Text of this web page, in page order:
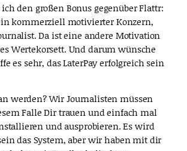
den großen Bonus gegenüber Flattr:
kommerziell motivierter Konzern,
Da ist eine andere Motivation
Wertekorsett. Und darum wünsche
es sehr, das LaterPay erfolgreich sein
werden? Wir Journalisten müssen
Falle Dir trauen und einfach mal
und ausprobieren. Es wird
das System, aber wir haben mit dir